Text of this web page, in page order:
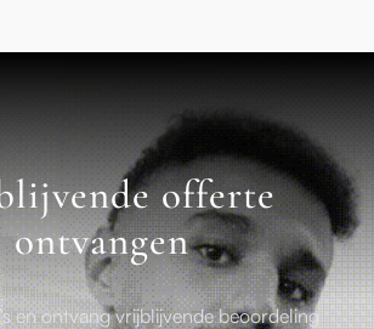
offerte
ontvangen
en ontvang vrijblijvende beoordeling